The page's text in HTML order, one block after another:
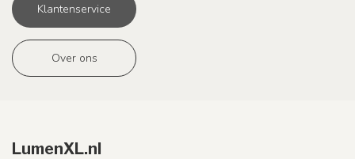
Klantenservice
Over ons
LumenXL.nl